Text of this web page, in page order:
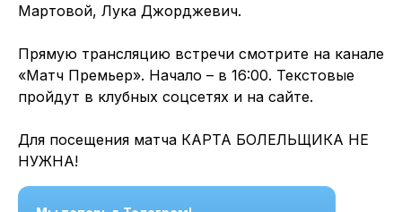
Мартовой, Лука Джорджевич.
Прямую трансляцию встречи смотрите на канале
«Матч Премьер». Начало – в 16:00. Текстовые
пройдут в клубных соцсетях и на сайте.
Для посещения матча КАРТА БОЛЕЛЬЩИКА НЕ
НУЖНА!